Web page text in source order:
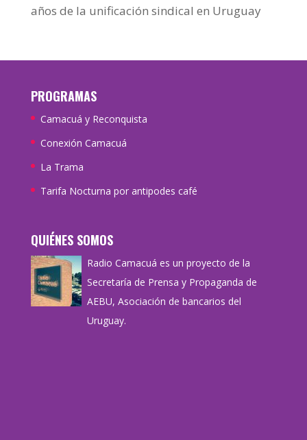
años de la unificación sindical en Uruguay
PROGRAMAS
Camacuá y Reconquista
Conexión Camacuá
La Trama
Tarifa Nocturna por antipodes café
QUIÉNES SOMOS
Radio Camacuá es un proyecto de la
Secretaría de Prensa y Propaganda de
AEBU, Asociación de bancarios del
Uruguay.